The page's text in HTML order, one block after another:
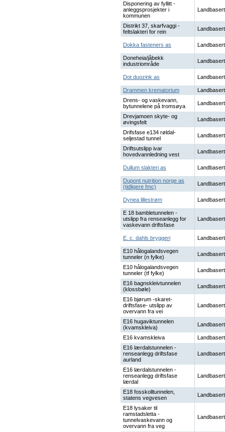
Disponering av fyllitt -
anleggsprosjekter i
kommunen
Landbasert
Distrikt 37, skarfvaggi -
feltslakteri for rein
Landbasert
Dokka fasteners as Landbasert
Doneheia/jåbekk
industriområde
Landbasert
Dot duozink as Landbasert
Drammen krematorium
Landbasert
Drens- og vaskevann,
bytunnelene på tromsøya
Landbasert
Drevjamoen skyte- og
øvingsfelt
Landbasert
Drifsfase e134 røldal-
seljestad tunnel
Landbasert
Driftsutslipp ivar
hovedvannledning vest
Landbasert
Dullum slakteri as Landbasert
Dupont nutrition norge as
(tidligere fmc)
Landbasert
Dynea lillestrøm Landbasert
E 18 bambletunnelen -
utslipp fra renseanlegg for
vaskevann driftsfase
Landbasert
E. c. dahls bryggeri Landbasert
E10 hålogalandsvegen
tunneler (n fylke)
Landbasert
E10 hålogalandsvegen
tunneler (tf fylke)
Landbasert
E16 bagnskleivtunnelen
(klossbøle)
Landbasert
E16 bjørum -skaret-
driftsfase- utslipp av
overvann fra vei
Landbasert
E16 hugaviktunnelen
(kvamskleiva)
Landbasert
E16 kvamskleiva
Landbasert
E16 lærdalstunnelen -
renseanlegg driftsfase
aurland
Landbasert
E16 lærdalstunnelen -
renseanlegg driftsfase
lærdal
Landbasert
E18 fosskolltunnelen,
statens vegvesen
Landbasert
E18 lysaker til
ramstadsletta -
tunnelvaskevann og
overvann fra veg
Landbasert